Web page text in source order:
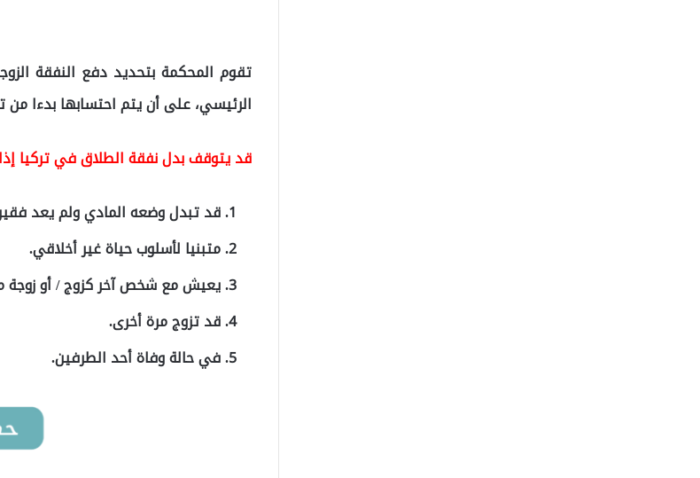
تقوم المحكمة بتحديد دفع النفقة
الرئيسي، على أن يتم احتسابها بدءا
قد يتوقف بدل نفقة الطلاق في تركيا
قد تبدل وضعه المادي ولم يعد
متبنيا لأسلوب حياة غير أخلاقي.
يعيش مع شخص آخر كزوج / أو زوجة
قد تزوج مرة أخرى.
في حالة وفاة أحد الطرفين.